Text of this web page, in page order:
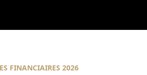
FINANCIAIRES 2026